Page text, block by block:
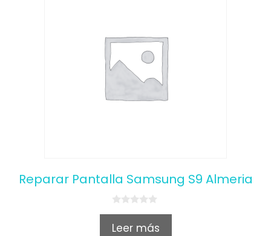
Reparar Pantalla Samsung S9 Almeria
0
u
Leer más